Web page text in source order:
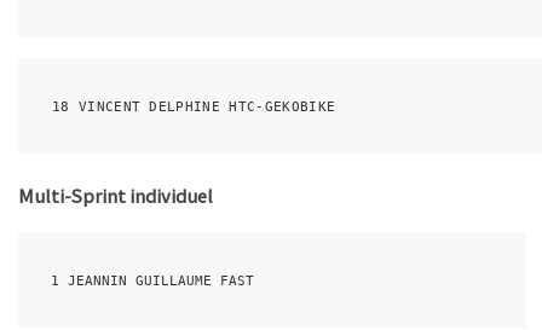
18 VINCENT DELPHINE HTC-GEKOBIKE
Multi-Sprint individuel
1 JEANNIN GUILLAUME FAST